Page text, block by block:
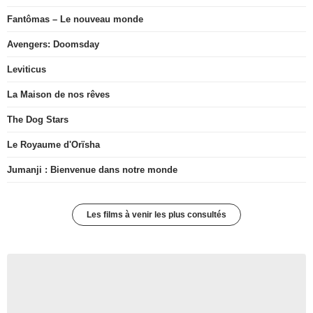
Fantômas – Le nouveau monde
Avengers: Doomsday
Leviticus
La Maison de nos rêves
The Dog Stars
Le Royaume d'Orïsha
Jumanji : Bienvenue dans notre monde
Les films à venir les plus consultés